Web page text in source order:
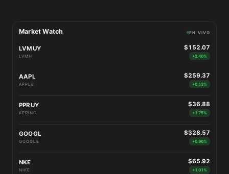
Market Watch EN VIVO
LVMUY
LVMH
$152.07
+2.40%
AAPL
APPLE
$259.37
+0.13%
PPRUY
KERING
$36.88
+1.75%
GOOGL
GOOGLE
$328.57
+0.96%
NKE
NIKE
$65.92
+1.01%